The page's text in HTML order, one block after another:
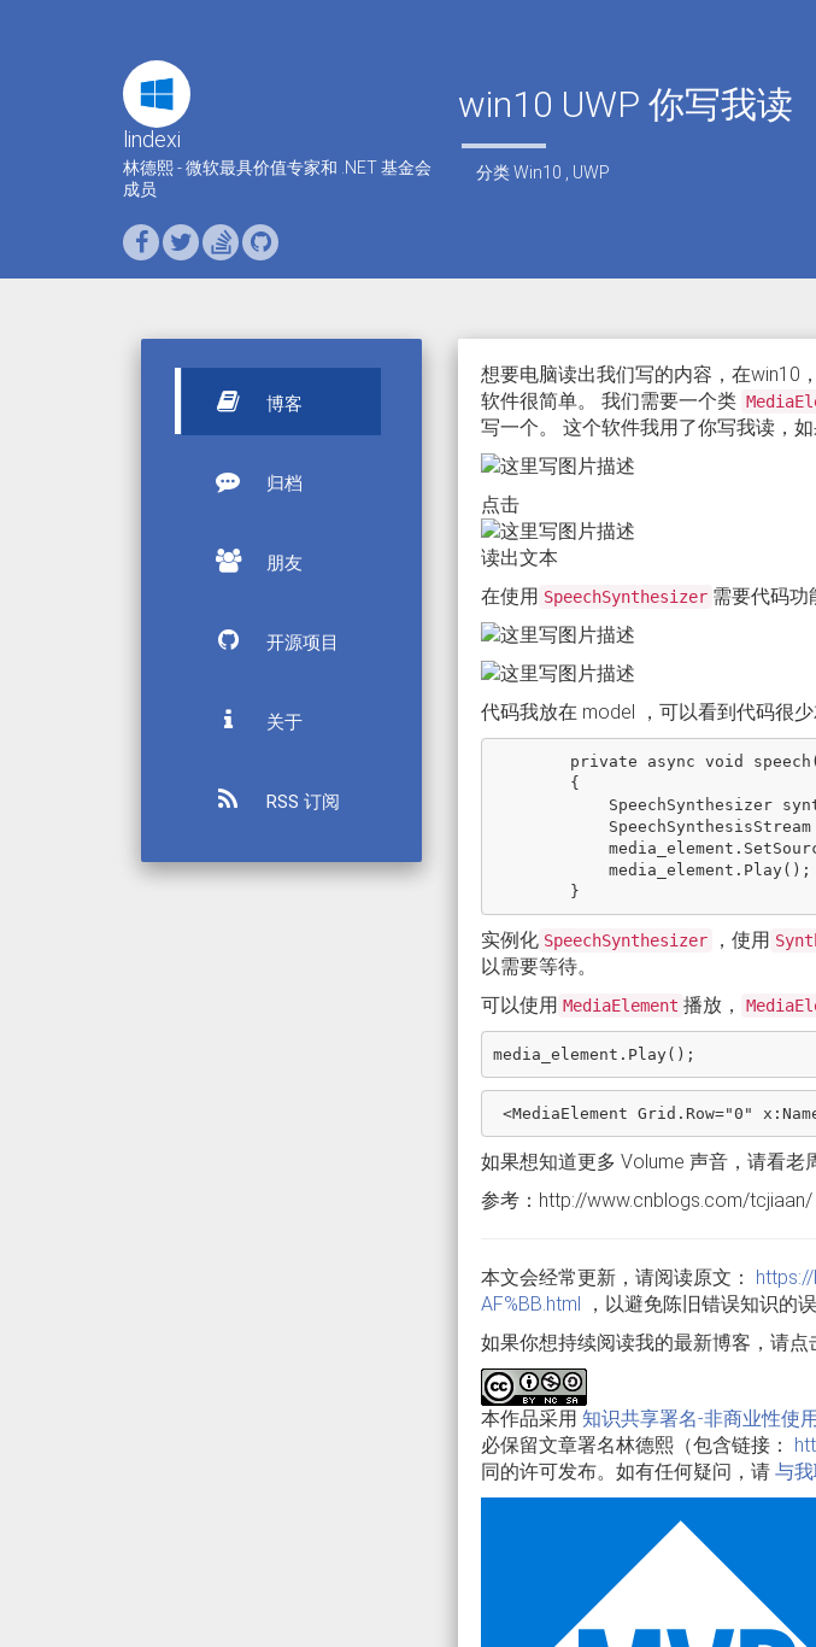
lindexi
林德熙 - 微软最具价值专家和 .NET 基金会
成员
win10 UWP 你写我读
分类Win10 UWP
博客
归档
朋友
开源项目
关于
RSS 订阅
想要电脑读出我们写的内容，在win10
软件很简单。 我们需要一个类
写一个。 这个软件我用了你写我读，
点击
读出文本
在使用 SpeechSynthesizer 需要代码功
代码我放在 model ，可以看到代码很
实例化 SpeechSynthesizer ，使用
以需要等待。
可以使用 MediaElement 播放，
如果想知道更多 Volume 声音，请看老
参考：http://www.cnblogs.com/tcjiaan/
本文会经常更新，请阅读原文：
AF%BB.html ，以避免陈旧错误知识的
如果你想持续阅读我的最新博客，请点
本作品采用 知识共享署名-非商业性使
必保留文章署名林德熙（包含链接：
同的许可发布。如有任何疑问，请 与